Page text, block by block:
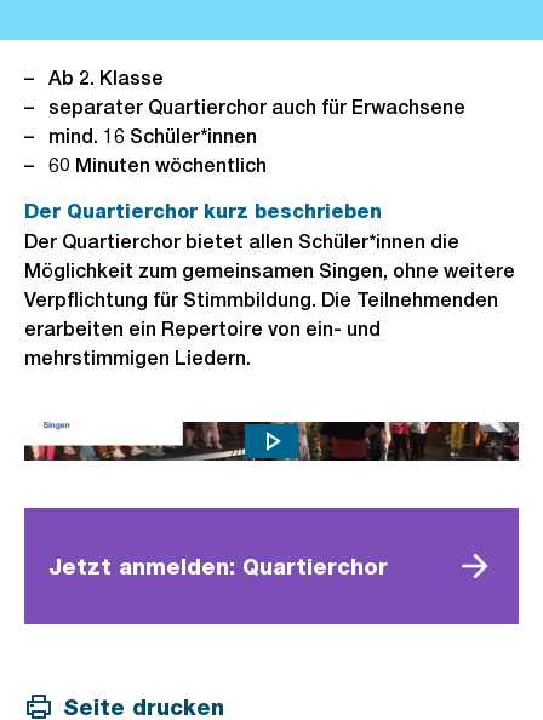
Ab 2. Klasse
separater Quartierchor auch für Erwachsene
mind. 16 Schüler*innen
60 Minuten wöchentlich
Der Quartierchor kurz beschrieben
Der Quartierchor bietet allen Schüler*innen die
Möglichkeit zum gemeinsamen Singen, ohne weitere
Verpflichtung für Stimmbildung. Die Teilnehmenden
erarbeiten ein Repertoire von ein- und
mehrstimmigen Liedern.
Chor Musikschule Konservatorium Zürich
Jetzt anmelden: Quartierchor
Seite drucken